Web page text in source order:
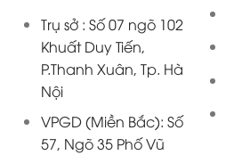
Trụ sở : Số 07 ngõ 102
Khuất Duy Tiến,
P.Thanh Xuân, Tp. Hà
Nội
VPGD (Miền Bắc): Số
57, Ngõ 35 Phố Vũ